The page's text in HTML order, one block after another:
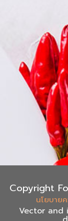
Copyright
นโยบาย
Vector and